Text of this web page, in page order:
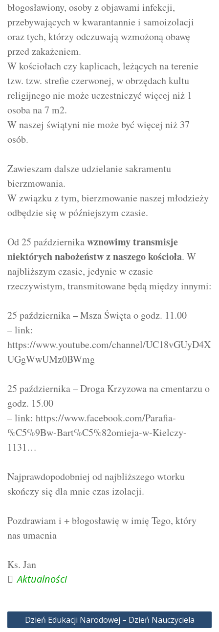
błogosławiony, osoby z objawami infekcji,
przebywających w kwarantannie i samoizolacji
oraz tych, którzy odczuwają wzmożoną obawę
przed zakażeniem.
W kościołach czy kaplicach, leżących na terenie
tzw. tzw. strefie czerwonej, w obrzędach kultu
religijnego nie może uczestniczyć więcej niż 1
osoba na 7 m2.
W naszej świątyni nie może być więcej niż 37
osób.
Zawieszam dalsze udzielanie sakramentu
bierzmowania.
W związku z tym, bierzmowanie naszej młodzieży
odbędzie się w późniejszym czasie.
Od 25 październikawznowimy transmisje
niektórych nabożeństw z naszego kościoła. W
najbliższym czasie, jedynie w czasie
rzeczywistym, transmitowane będą między innymi:
25 października – Msza Święta o godz. 11.00
– link:
https://www.youtube.com/channel/UC18vGUyD4X
UGgWwUMz0BWmg
25 października – Droga Krzyzowa na cmentarzu o
godz. 15.00
– link: https://www.facebook.com/Parafia-
%C5%9Bw-Bart%C5%82omieja-w-Kielczy-
1131…
Najprawdopodobniej od najbliższego wtorku
skończy się dla mnie czas izolacji.
Pozdrawiam i + błogosławię w imię Tego, który
nas umacnia
Ks. Jan
Aktualności
Nawigacja
wpisu
Dzień Edukacji Narodowej – Dzień Nauczyciela